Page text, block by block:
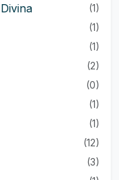
(1)
(1)
(1)
(2)
(0)
(1)
(1)
(12)
(3)